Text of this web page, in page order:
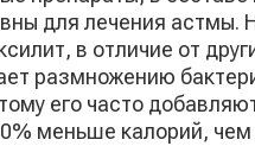
для лечения астмы.
в отличие от
размножению
его часто
меньше калорий,